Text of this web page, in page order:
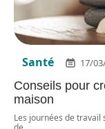
Santé 17/
Conseils pour
maison
Les journées de travail